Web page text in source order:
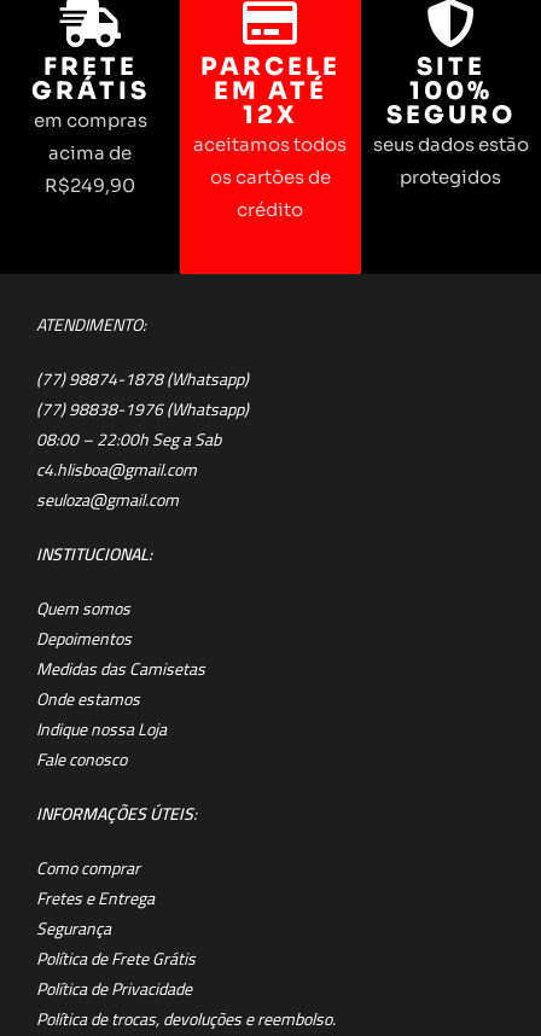
FRETE
GRÁTIS
em compras
acima de
R$249,90
PARCELE
EM ATÉ
12X
aceitamos todos
os cartões de
crédito
SITE
100%
SEGURO
seus dados estão
protegidos
ATENDIMENTO:
(77) 98874-1878 (Whatsapp)
(77) 98838-1976 (Whatsapp)
08:00 – 22:00h Seg a Sab
c4.hlisboa@gmail.com
seuloza@gmail.com
INSTITUCIONAL:
Quem somos
Depoimentos
Medidas das Camisetas
Onde estamos
Indique nossa Loja
Fale conosco
INFORMAÇÕES ÚTEIS:
Como comprar
Fretes e Entrega
Segurança
Política de Frete Grátis
Política de Privacidade
Política de trocas, devoluções e reembolso.